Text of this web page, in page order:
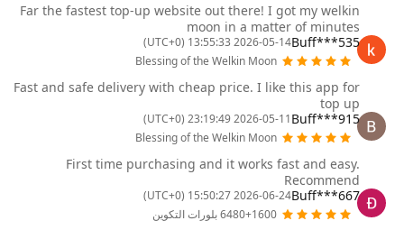
Far the fastest top-up website out there! I got my welkin
moon in a matter of minutes
Buff***535
2026-05-14 13:55:33 (UTC+0)
Blessing of the Welkin Moon
Fast and safe delivery with cheap price. I like this app for
top up
Buff***915
2026-05-11 23:19:49 (UTC+0)
Blessing of the Welkin Moon
First time purchasing and it works fast and easy.
Recommend
Buff***667
2026-06-24 15:50:27 (UTC+0)
6480+1600 بلورات التكوين